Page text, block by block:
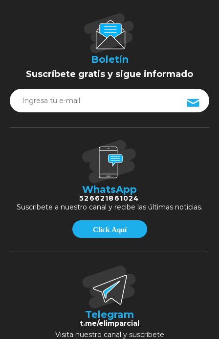
Boletín
Suscríbete gratis y sigue informado
WhatsApp
526621861024
Suscribete a nuestro canal y recibe las últimas noticias.
Click Aquí
Telegram
t.me/elimparcial
Visita nuestro canal y suscríbete